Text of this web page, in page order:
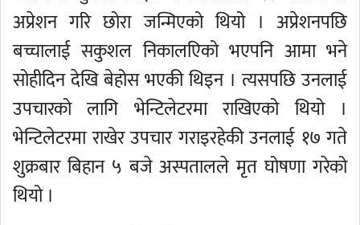
अप्रेशन गरि छोरा जन्मिएको थियो । अप्रेशनपछि
बच्चालाई सकुशल निकालएिको भएपनि आमा भने
सोहीदिन देखि बेहोस भएकी थिइन । त्यसपछि उनलाई
उपचारको लागि भेन्टिलेटरमा राखिएको थियो ।
भेन्टिलेटरमा राखेर उपचार गराइरहेकी उनलाई १७ गते
शुक्रबार बिहान ५ बजे अस्पतालले मृत घोषणा गरेको
थियो ।